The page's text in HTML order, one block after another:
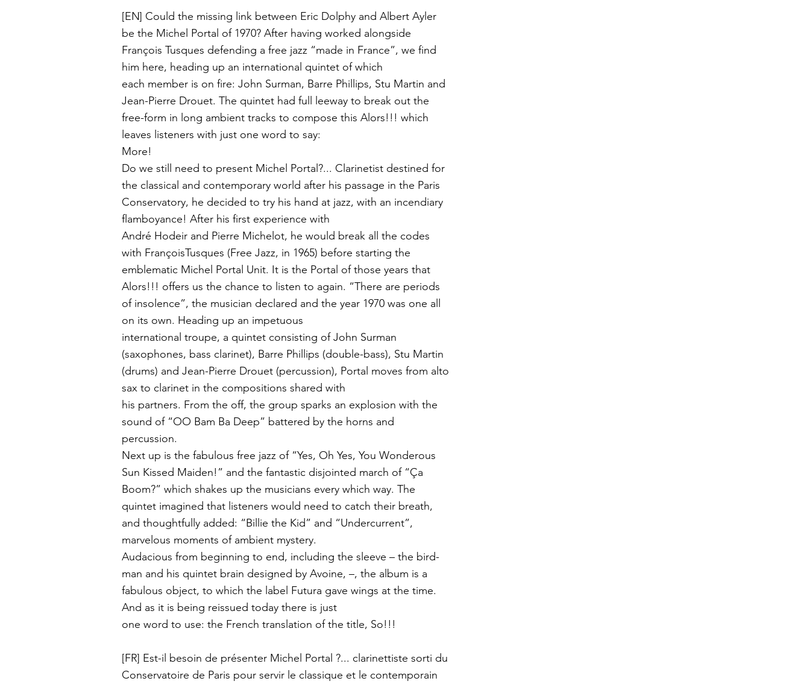
[EN] Could the missing link between Eric Dolphy and Albert Ayler
be the Michel Portal of 1970? After having worked alongside
François Tusques defending a free jazz “made in France”, we find
him here, heading up an international quintet of which
each member is on fire: John Surman, Barre Phillips, Stu Martin and
Jean-Pierre Drouet. The quintet had full leeway to break out the
free-form in long ambient tracks to compose this Alors!!! which
leaves listeners with just one word to say:
More!
Do we still need to present Michel Portal?... Clarinetist destined for
the classical and contemporary world after his passage in the Paris
Conservatory, he decided to try his hand at jazz, with an incendiary
flamboyance! After his first experience with
André Hodeir and Pierre Michelot, he would break all the codes
with FrançoisTusques (Free Jazz, in 1965) before starting the
emblematic Michel Portal Unit. It is the Portal of those years that
Alors!!! offers us the chance to listen to again. “There are periods
of insolence”, the musician declared and the year 1970 was one all
on its own. Heading up an impetuous
international troupe, a quintet consisting of John Surman
(saxophones, bass clarinet), Barre Phillips (double-bass), Stu Martin
(drums) and Jean-Pierre Drouet (percussion), Portal moves from alto
sax to clarinet in the compositions shared with
his partners. From the off, the group sparks an explosion with the
sound of “OO Bam Ba Deep” battered by the horns and
percussion.
Next up is the fabulous free jazz of “Yes, Oh Yes, You Wonderous
Sun Kissed Maiden!” and the fantastic disjointed march of “Ça
Boom?” which shakes up the musicians every which way. The
quintet imagined that listeners would need to catch their breath,
and thoughtfully added: “Billie the Kid” and “Undercurrent”,
marvelous moments of ambient mystery.
Audacious from beginning to end, including the sleeve – the bird-
man and his quintet brain designed by Avoine, –, the album is a
fabulous object, to which the label Futura gave wings at the time.
And as it is being reissued today there is just
one word to use: the French translation of the title, So!!!
[FR] Est-il besoin de présenter Michel Portal ?... clarinettiste sorti du
Conservatoire de Paris pour servir le classique et le contemporain